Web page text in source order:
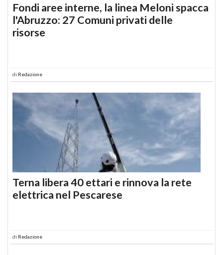
Fondi aree interne, la linea Meloni spacca
l'Abruzzo: 27 Comuni privati delle
risorse
di Redazione
Terna libera 40 ettari e rinnova la rete
elettrica nel Pescarese
di Redazione